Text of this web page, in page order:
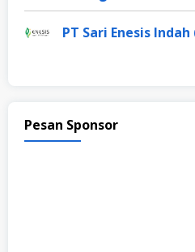
PT Sari Enesis
Pesan Sponsor